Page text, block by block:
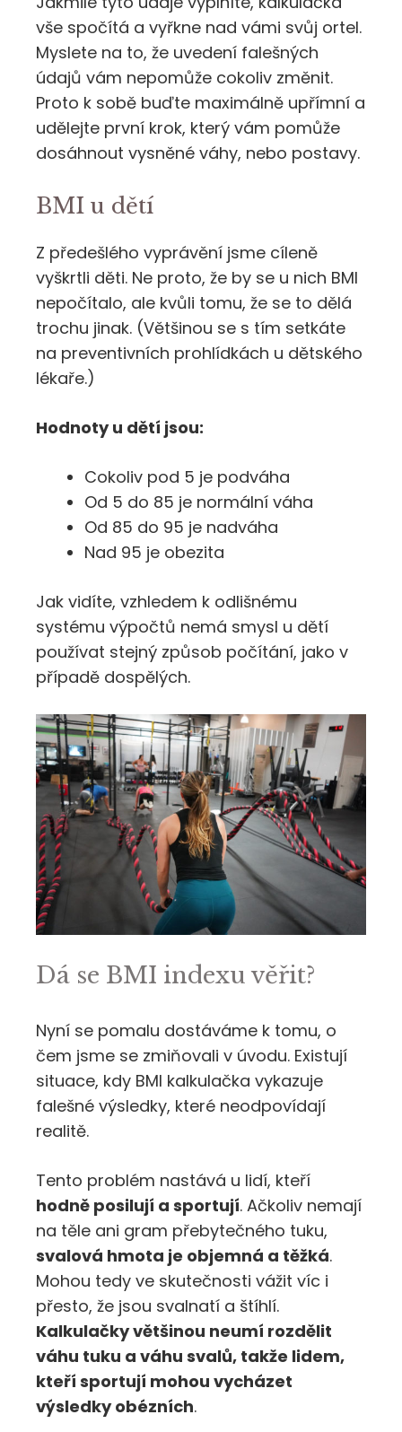
vše spočítá a vyřkne nad vámi svůj ortel.
Myslete na to, že uvedení falešných
údajů vám nepomůže cokoliv změnit.
Proto k sobě buďte maximálně upřímní a
udělejte první krok, který vám pomůže
dosáhnout vysněné váhy, nebo postavy.
BMI u dětí
Z předešlého vyprávění jsme cíleně
vyškrtli děti. Ne proto, že by se u nich BMI
nepočítalo, ale kvůli tomu, že se to dělá
trochu jinak. (Většinou se s tím setkáte
na preventivních prohlídkách u dětského
lékaře.)
Hodnoty u dětí jsou:
Cokoliv pod 5 je podváha
Od 5 do 85 je normální váha
Od 85 do 95 je nadváha
Nad 95 je obezita
Jak vidíte, vzhledem k odlišnému
systému výpočtů nemá smysl u dětí
používat stejný způsob počítání, jako v
případě dospělých.
Dá se BMI indexu věřit?
Nyní se pomalu dostáváme k tomu, o
čem jsme se zmiňovali v úvodu. Existují
situace, kdy BMI kalkulačka vykazuje
falešné výsledky, které neodpovídají
realitě.
Tento problém nastává u lidí, kteří
hodně posilují a sportují. Ačkoliv nemají
na těle ani gram přebytečného tuku,
svalová hmota je objemná a těžká.
Mohou tedy ve skutečnosti vážit víc i
přesto, že jsou svalnatí a štíhlí.
Kalkulačky většinou neumí rozdělit
váhu tuku a váhu svalů, takže lidem,
kteří sportují mohou vycházet
výsledky obézních.